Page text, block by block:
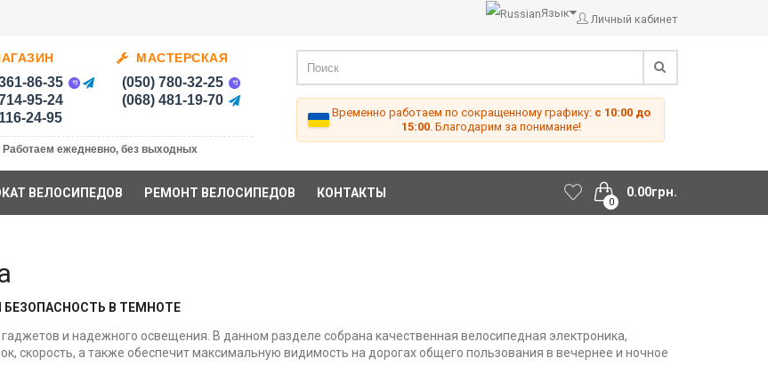
Язык Личный кабинет
86-35
95-24
24-95
МАСТЕРСКАЯ
(050) 780-32-25
(068) 481-19-70
Работаем ежедневно, без выходных
Временно работаем по сокращенному графику: с 10:00 до
15:00. Благодарим за понимание!
0
0.00грн.
ВЕЛОСИПЕДОВ РЕМОНТ ВЕЛОСИПЕДОВ КОНТАКТЫ
В ТЕМНОТЕ
и надежного освещения. В данном разделе собрана качественная велосипедная электроника,
скорость, а также обеспечит максимальную видимость на дорогах общего пользования в вечернее и ночное